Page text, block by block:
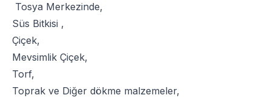
Tosya Merkezinde,
Süs Bitkisi ,
Çiçek,
Mevsimlik Çiçek,
Torf,
Toprak ve Diğer dökme malzemeler,